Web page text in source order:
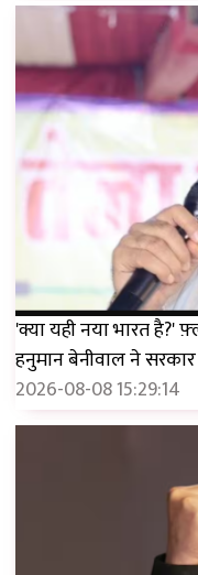
'क्या यही नया भारत है?'
हनुमान बेनीवाल ने सरकार
2026-08-08 15:29:14